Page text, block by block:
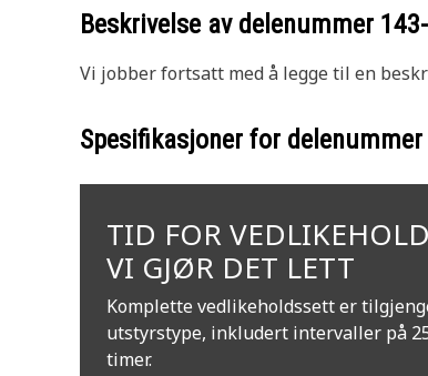
Beskrivelse av delenummer
Vi jobber fortsatt med å legge til en
Spesifikasjoner for delenummer
TID FOR
VI GJØR DET LETT
Komplette vedlikeholdssett er
utstyrstype, inkludert intervaller på
timer.